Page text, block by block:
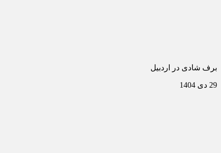
برف شادی در اردبیل
29 دی 1404